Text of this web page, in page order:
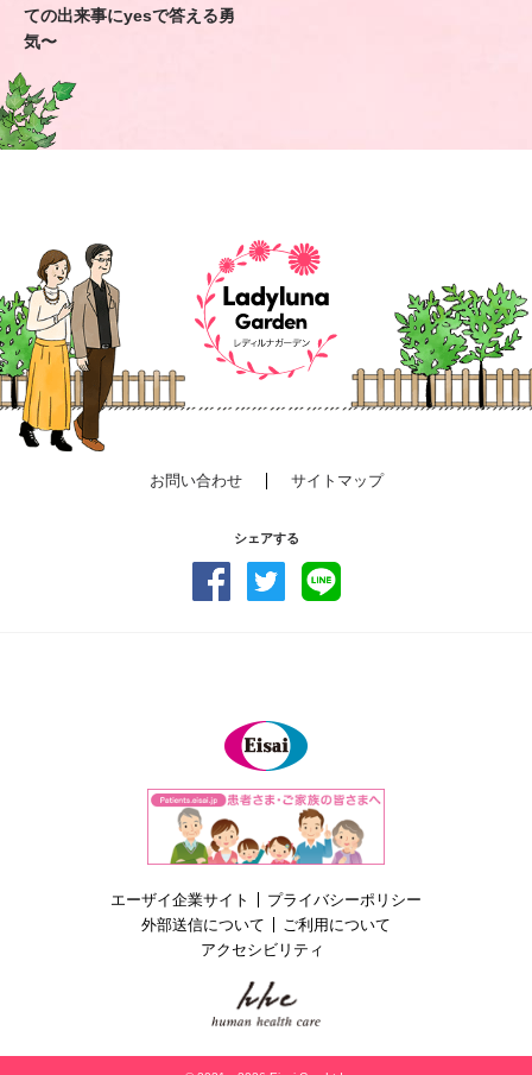
ての出来事にyesで答える勇
気〜
お問い合わせ サイトマップ
シェアする
エーザイ企業サイト
プライバシーポリシー
外部送信について
ご利用について
アクセシビリティ